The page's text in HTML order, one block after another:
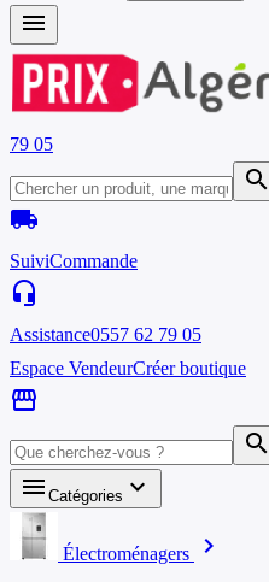
menu
79 05
search
local_shipping
SuiviCommande
headset_mic
Assistance0557 62 79 05
Espace VendeurCréer boutique
storefront
search
menu Catégories keyboard_arrow_down
Électroménagers chevron_right